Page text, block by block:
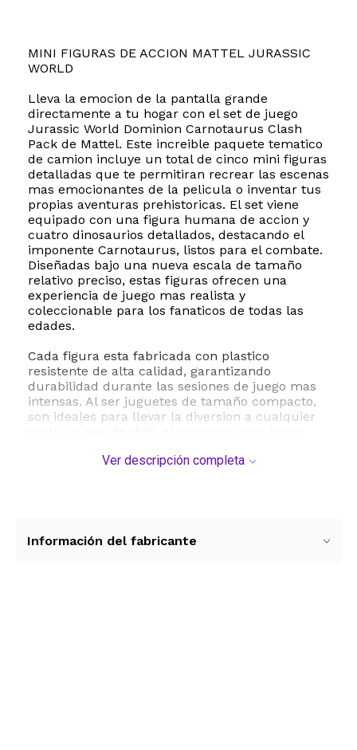
MINI FIGURAS DE ACCION MATTEL JURASSIC
WORLD
Lleva la emocion de la pantalla grande
directamente a tu hogar con el set de juego
Jurassic World Dominion Carnotaurus Clash
Pack de Mattel. Este increible paquete tematico
de camion incluye un total de cinco mini figuras
detalladas que te permitiran recrear las escenas
mas emocionantes de la pelicula o inventar tus
propias aventuras prehistoricas. El set viene
equipado con una figura humana de accion y
cuatro dinosaurios detallados, destacando el
imponente Carnotaurus, listos para el combate.
Diseñadas bajo una nueva escala de tamaño
relativo preciso, estas figuras ofrecen una
experiencia de juego mas realista y
coleccionable para los fanaticos de todas las
edades.
Cada figura esta fabricada con plastico
resistente de alta calidad, garantizando
durabilidad durante las sesiones de juego mas
intensas. Al ser juguetes de tamaño compacto,
son ideales para llevar la diversion a cualquier
imaginacion y la narracion de historias creativas,
coleccionistas entusiastas de la saga
Ver descripción completa
Información del fabricante